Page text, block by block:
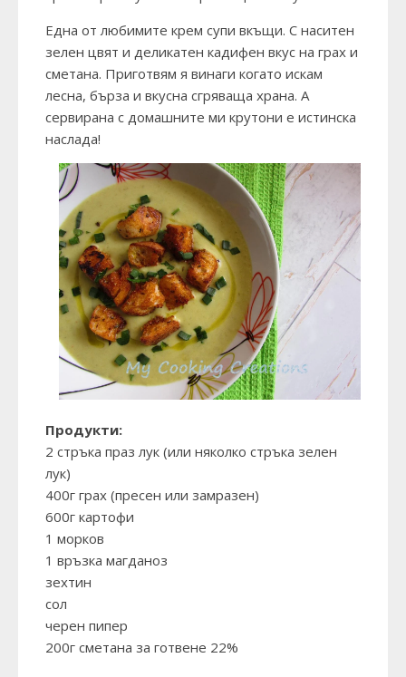
Една от любимите крем супи вкъщи. С наситен
зелен цвят и деликатен кадифен вкус на грах и
сметана. Приготвям я винаги когато искам
лесна, бърза и вкусна сгряваща храна. А
сервирана с домашните ми крутони е истинска
наслада!
Продукти:
2 стръка праз лук (или няколко стръка зелен
лук)
400г грах (пресен или замразен)
600г картофи
1 морков
1 връзка магданоз
зехтин
сол
черен пипер
200г сметана за готвене 22%